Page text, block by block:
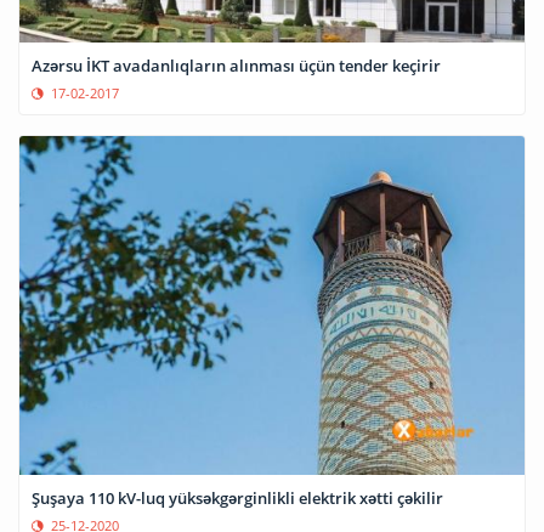
Azərsu İKT avadanlıqların alınması üçün tender keçirir
17-02-2017
Şuşaya 110 kV-luq yüksəkgərginlikli elektrik xətti çəkilir
25-12-2020